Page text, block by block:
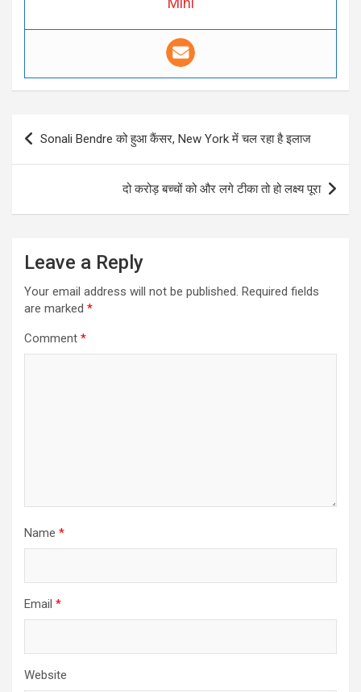
Post
navigation
Sonali Bendre को हुआ कैंसर, New York में चल रहा है इलाज
दो करोड़ बच्चों को और लगे टीका तो हो लक्ष्य पूरा
Leave a Reply
Your email address will not be published. Required fields
are marked *
Comment *
Name *
Email *
Website